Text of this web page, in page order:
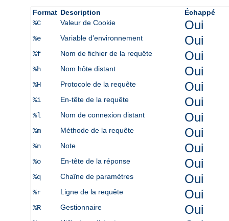
Format Description
Échappé
%C
Valeur de Cookie Oui
%e Variable d’environnement Oui
%f Nom de fichier de la requête Oui
%h Nom hôte distant Oui
%H Protocole de la requête Oui
%i En-tête de la requête Oui
%l Nom de connexion distant Oui
%m Méthode de la requête Oui
%n Note Oui
%o En-tête de la réponse Oui
%q Chaîne de paramètres Oui
%r Ligne de la requête Oui
%R Gestionnaire Oui